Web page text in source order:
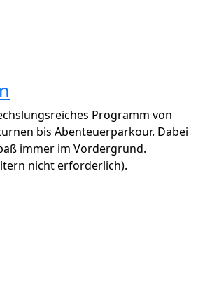
Programm von
bis Abenteuerparkour. Dabei
immer im Vordergrund.
nicht erforderlich).